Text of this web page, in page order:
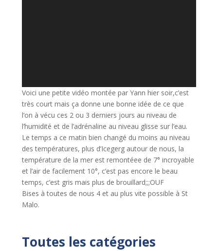
Voici une petite vidéo montée par Yann hier soir,c’est
très court mais ça donne une bonne idée de ce que
l’on à vécu ces 2 ou 3 derniers jours au niveau de
l’humidité et de l’adrénaline au niveau glisse sur l’eau.
Le temps a ce matin bien changé du moins au niveau
des températures, plus d’Icegerg autour de nous, la
température de la mer est remontéee de 7° incroyable
et l’air de facilement 10°, c’est pas encore le beau
temps, c’est gris mais plus de brouillard;;;OUF
Bises à toutes de nous 4 et au plus vite possible à St
Malo.
Toutes les catégories